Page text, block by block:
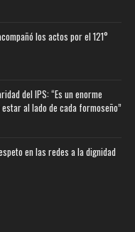
los actos por el 121°
del IPS: “Es un enorme
al lado de cada formoseño”
en las redes a la dignidad